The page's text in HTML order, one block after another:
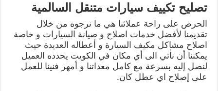
تصليح تكييف سيارات متنقل السالمية
الحرص على راحة عملائنا هي ما نرجوه من خلال
تقديمنا لأفضل خدمات اصلاح و صيانة السيارات و خاصة
اصلاح مشاكل مكيف السيارة و أعطاله العديدة حيث
يمكننا أن نأتي الى أي مكان في الكويت يحدده العميل
لنصل إليه بسرعة مع كامل معداتنا و أمهر فنينا للعمل
على إصلاح اي عطل كان.